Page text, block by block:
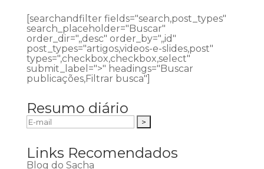
[searchandfilter fields="search,post_types"
search_placeholder="Buscar"
order_dir=",,desc" order_by=",,id"
post_types="artigos,videos-e-slides,post"
types=",checkbox,checkbox,select"
submit_label=">" headings="Buscar
publicações,Filtrar busca"]
Resumo diário
Links Recomendados
Blog do Sacha